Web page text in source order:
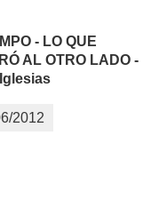
- LO QUE
AL OTRO LADO -
2012